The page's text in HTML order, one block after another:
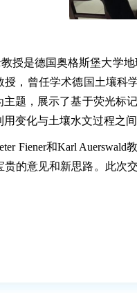
教授是德国奥格斯堡大学
授，曾任学术德国土壤科
主题，展示了基于荧光标
变化与土壤水文过程之
Fiener和Karl
贵的意见和新思路。此次